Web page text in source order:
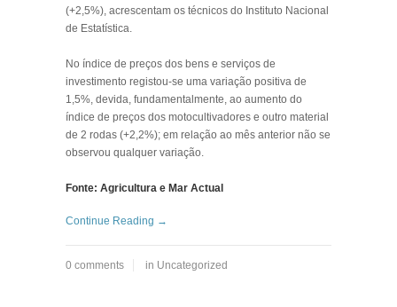
(+2,5%), acrescentam os técnicos do Instituto Nacional
de Estatística.
No índice de preços dos bens e serviços de
investimento registou-se uma variação positiva de
1,5%, devida, fundamentalmente, ao aumento do
índice de preços dos motocultivadores e outro material
de 2 rodas (+2,2%); em relação ao mês anterior não se
observou qualquer variação.
Fonte: Agricultura e Mar Actual
Continue Reading →
0 comments in Uncategorized